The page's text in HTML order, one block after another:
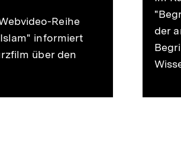
Reihe
informiert
über den
der